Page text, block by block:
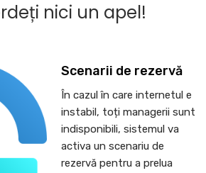
nici un apel!
Scenarii de rezervă
În cazul în care internetul e
instabil, toți managerii sunt
indisponibili, sistemul va
activa un scenariu de
rezervă pentru a prelua